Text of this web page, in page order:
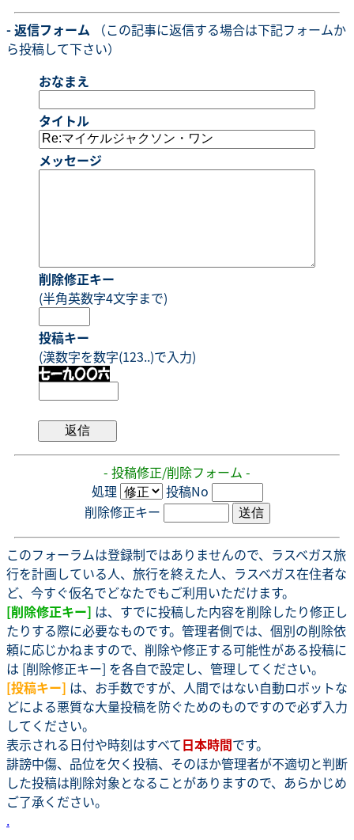
- 返信フォーム （この記事に返信する場合は下記フォームか
ら投稿して下さい）
おなまえ
タイトル
メッセージ
削除修正キー
(半角英数字4文字まで)
投稿キー
(漢数字を数字(123..)で入力)
- 投稿修正/削除フォーム -
処理
投稿No
削除修正キー
このフォーラムは登録制ではありませんので、ラスベガス旅
行を計画している人、旅行を終えた人、ラスベガス在住者な
ど、今すぐ仮名でどなたでもご利用いただけます。
[削除修正キー] は、すでに投稿した内容を削除したり修正し
たりする際に必要なものです。管理者側では、個別の削除依
頼に応じかねますので、削除や修正する可能性がある投稿に
は [削除修正キー] を各自で設定し、管理してください。
[投稿キー] は、お手数ですが、人間ではない自動ロボットな
どによる悪質な大量投稿を防ぐためのものですので必ず入力
してください。
表示される日付や時刻はすべて日本時間です。
誹謗中傷、品位を欠く投稿、そのほか管理者が不適切と判断
した投稿は削除対象となることがありますので、あらかじめ
ご了承ください。
.